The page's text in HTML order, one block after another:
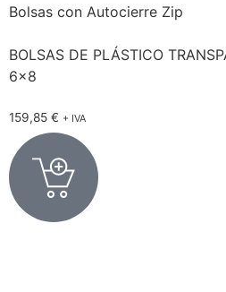
Bolsas con Autocierre Zip
BOLSAS DE PLÁSTICO
6×8
159,85 € + IVA